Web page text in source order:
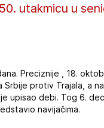
utakmicu u
Preciznije , 18.
protiv Trajala, a
upisao debi. Tog 6.
navijačima.